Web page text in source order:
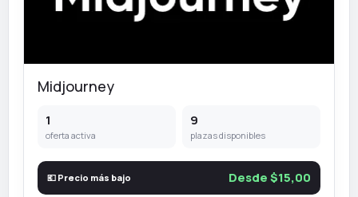
Midjourney
1
oferta activa
9
plazas disponibles
💶 Precio más bajo Desde $15,00